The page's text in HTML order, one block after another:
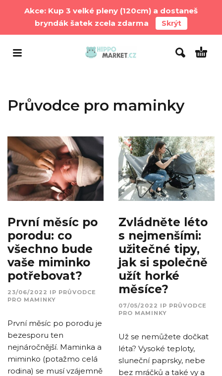
Akce: Kup 3 velké pleny (120cm) a dostaneš
bryndák šatek zcela zdarma
Skrýt
Průvodce pro maminky
První měsíc po
porodu: co
všechno bude
vaše miminko
potřebovat?
23/06/2022 IP PRŮVODCE
PRO MAMINKY
První měsíc po porodu je
bezesporu ten
nejnáročnější. Maminka a
miminko (potažmo celá
rodina) se musí vzájemně
Zvládněte léto
s nejmenšími:
užitečné tipy,
jak si společně
užít horké
měsíce?
07/05/2022 IP PRŮVODCE
PRO MAMINKY
Už se nemůžete dočkat
léta? Vysoké teploty,
sluneční paprsky, nebe
bez mráčků a také vy a